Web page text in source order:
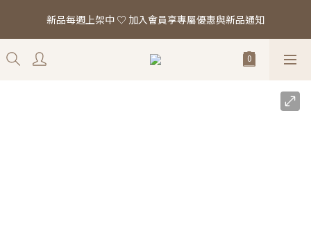
「真正的時尚 是讓你看起來，一切都剛剛好。」全館滿 $2,000 即
享免運
新品每週上架中 ♡ 加入會員享專屬優惠與新品通知
「真正的時尚 是讓你看起來，一切都剛剛好。」全館滿 $2,000 即
享免運